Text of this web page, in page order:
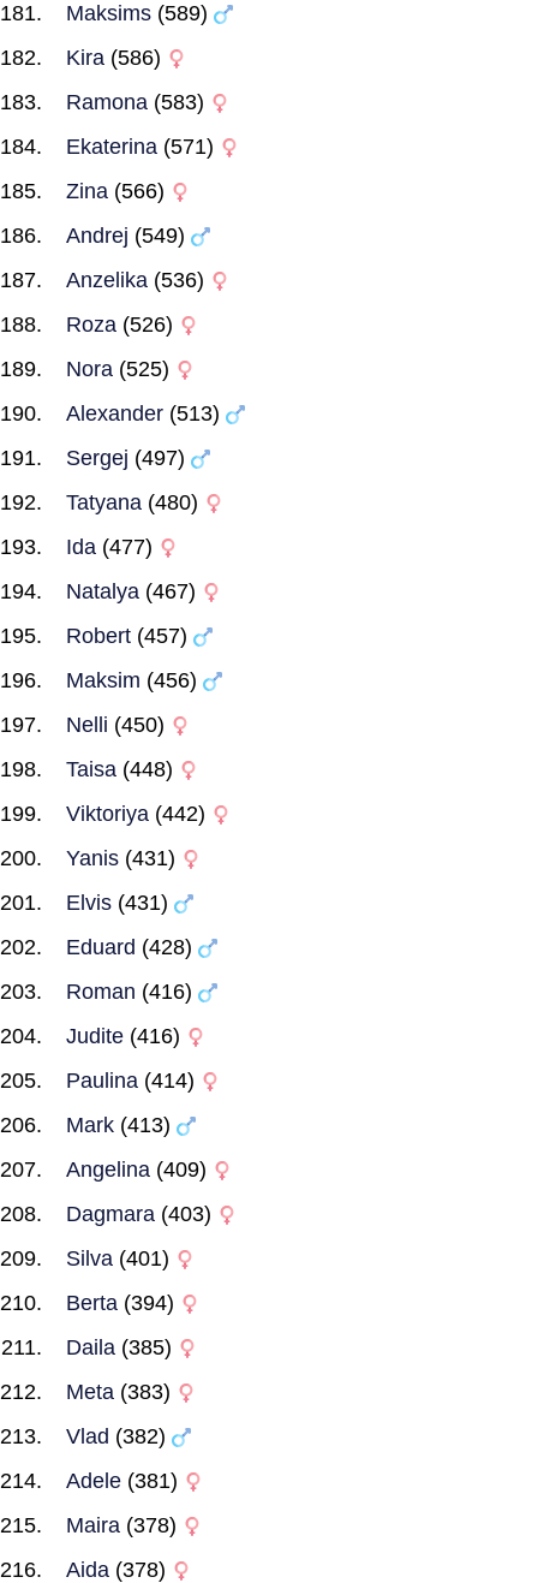
Maksims (589)
Kira (586)
Ramona (583)
Ekaterina (571)
Zina (566)
Andrej (549)
Anzelika (536)
Roza (526)
Nora (525)
Alexander (513)
Sergej (497)
Tatyana (480)
Ida (477)
Natalya (467)
Robert (457)
Maksim (456)
Nelli (450)
Taisa (448)
Viktoriya (442)
Yanis (431)
Elvis (431)
Eduard (428)
Roman (416)
Judite (416)
Paulina (414)
Mark (413)
Angelina (409)
Dagmara (403)
Silva (401)
Berta (394)
Daila (385)
Meta (383)
Vlad (382)
Adele (381)
Maira (378)
Aida (378)